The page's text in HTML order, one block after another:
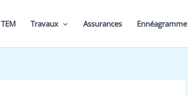
TEM Travaux Assurances Ennéagramme